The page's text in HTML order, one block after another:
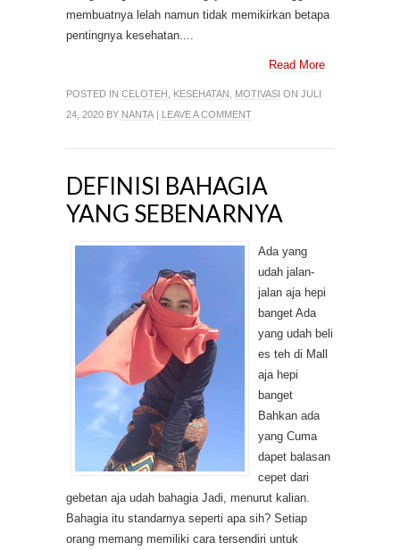
membuatnya lelah namun tidak memikirkan betapa
pentingnya kesehatan....
Read More
POSTED IN CELOTEH KESEHATAN MOTIVASI ON JULI
24, 2020 BY NANTA | LEAVE A COMMENT
DEFINISI BAHAGIA
YANG SEBENARNYA
Ada yang
udah jalan-
jalan aja hepi
banget Ada
yang udah beli
es teh di Mall
aja hepi
banget
Bahkan ada
yang Cuma
dapet balasan
cepet dari
gebetan aja udah bahagia Jadi, menurut kalian.
Bahagia itu standarnya seperti apa sih? Setiap
orang memang memiliki cara tersendiri untuk